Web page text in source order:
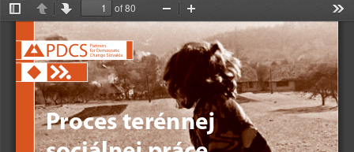
Toggle
Sidebar
Previous
Next
of 80
Zoom
Out
Zoom
In
Proces terénnej